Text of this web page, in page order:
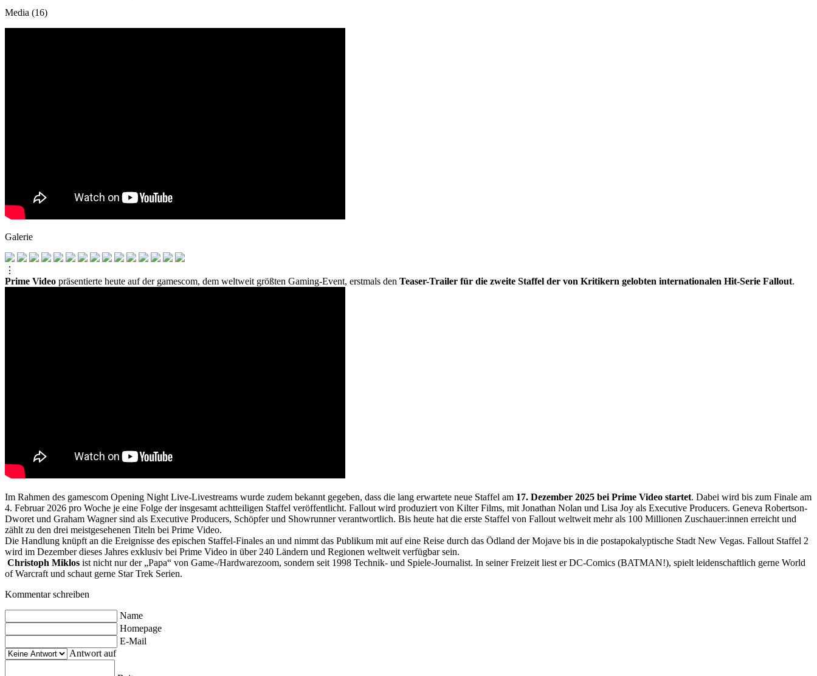
Media (16)
Galerie
⋮
Prime Video präsentierte heute auf der gamescom, dem weltweit größten Gaming-Event, erstmals den Teaser-Trailer für die zweite Staffel der von Kritikern gelobten internationalen Hit-Serie Fallout.
Im Rahmen des gamescom Opening Night Live-Livestreams wurde zudem bekannt gegeben, dass die lang erwartete neue Staffel am 17. Dezember 2025 bei Prime Video startet. Dabei wird bis zum Finale am
4. Februar 2026 pro Woche je eine Folge der insgesamt achtteiligen Staffel veröffentlicht. Fallout wird produziert von Kilter Films, mit Jonathan Nolan und Lisa Joy als Executive Producers. Geneva Robertson-
Dworet und Graham Wagner sind als Executive Producers, Schöpfer und Showrunner verantwortlich. Bis heute hat die erste Staffel von Fallout weltweit mehr als 100 Millionen Zuschauer:innen erreicht und
zählt zu den drei meistgesehenen Titeln bei Prime Video.
Die Handlung knüpft an die Ereignisse des epischen Staffel-Finales an und nimmt das Publikum mit auf eine Reise durch das Ödland der Mojave bis in die postapokalyptische Stadt New Vegas. Fallout Staffel 2
wird im Dezember dieses Jahres exklusiv bei Prime Video in über 240 Ländern und Regionen weltweit verfügbar sein.
Christoph Miklos ist nicht nur der „Papa“ von Game-/Hardwarezoom, sondern seit 1998 Technik- und Spiele-Journalist. In seiner Freizeit liest er DC-Comics (BATMAN!), spielt leidenschaftlich gerne World
of Warcraft und schaut gerne Star Trek Serien.
Kommentar schreiben
Name
Homepage
E-Mail
Antwort auf